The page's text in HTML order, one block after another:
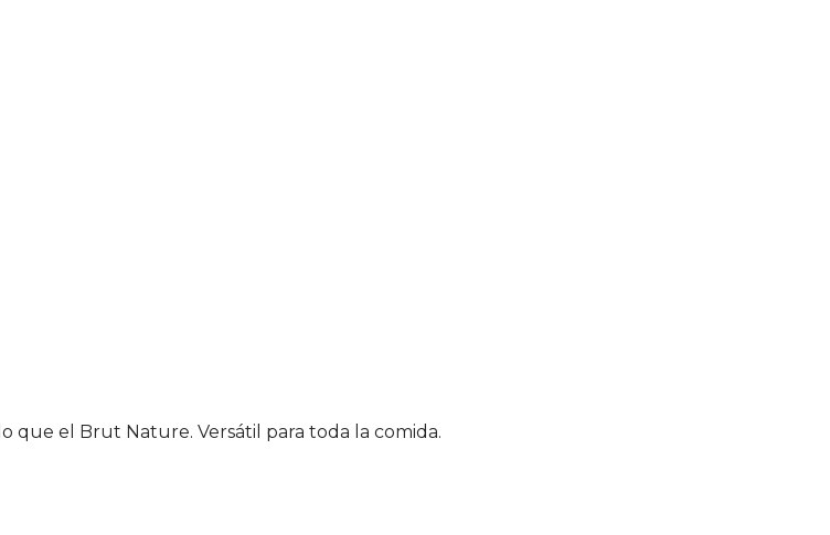
que el Brut Nature. Versátil para toda la comida.